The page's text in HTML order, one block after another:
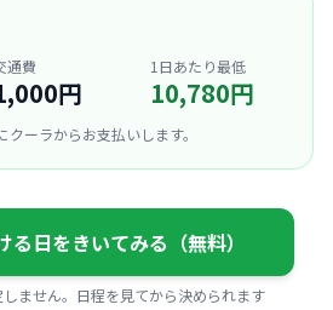
通費
円
1日あたり最低
10,780円
ーラからお支払いします。
る日をきいてみる（無料）
ません。日程を見てから決められます